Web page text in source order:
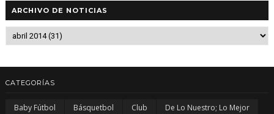
ARCHIVO DE NOTICIAS
CATEGORÍAS
Baby Fútbol Básquetbol Club
De Lo Nuestro; Lo Mejor